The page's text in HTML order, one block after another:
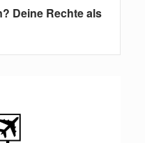
Deine Rechte als